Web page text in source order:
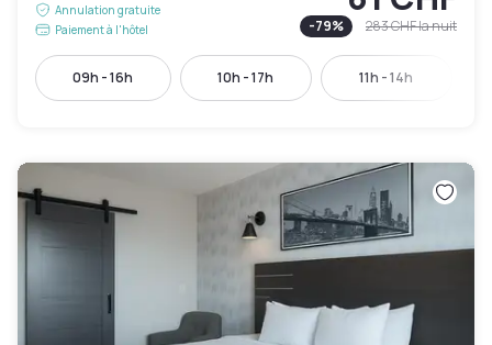
Annulation gratuite
Paiement à l'hôtel
-79% 283 CHFla nuit
09h - 16h 10h - 17h 11h - 14h